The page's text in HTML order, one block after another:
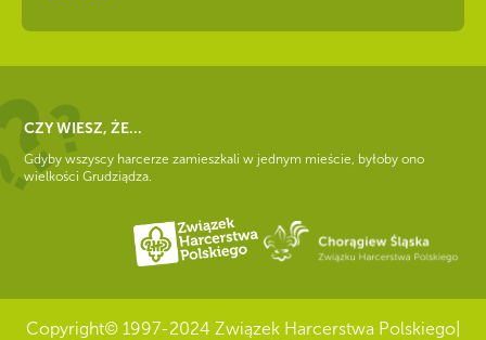
CZY WIESZ, ŻE...
Gdyby wszyscy harcerze zamieszkali w jednym mieście, byłoby ono
wielkości Grudziądza.
Copyright© 1997-2024 Związek Harcerstwa Polskiego